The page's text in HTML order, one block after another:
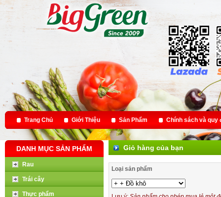
Trang Chủ Giới Thiệu Sản Phẩm Chính sách và quy
DANH MỤC SẢN PHẨM
Rau
Trái cây
Thực phẩm
Giỏ hàng của bạn
Loại sản phẩm